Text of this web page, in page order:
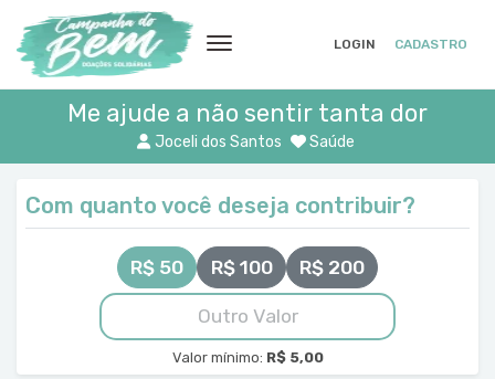
LOGIN CADASTRO
Me ajude a não sentir tanta dor
Joceli dos Santos Saúde
Com quanto você deseja contribuir?
R$ 50 R$ 100 R$ 200
Valor mínimo: R$ 5,00